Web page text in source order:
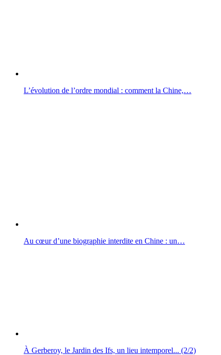
L’évolution de l’ordre mondial : comment la Chine,…
Au cœur d’une biographie interdite en Chine : un…
À Gerberoy, le Jardin des Ifs, un lieu intemporel... (2/2)